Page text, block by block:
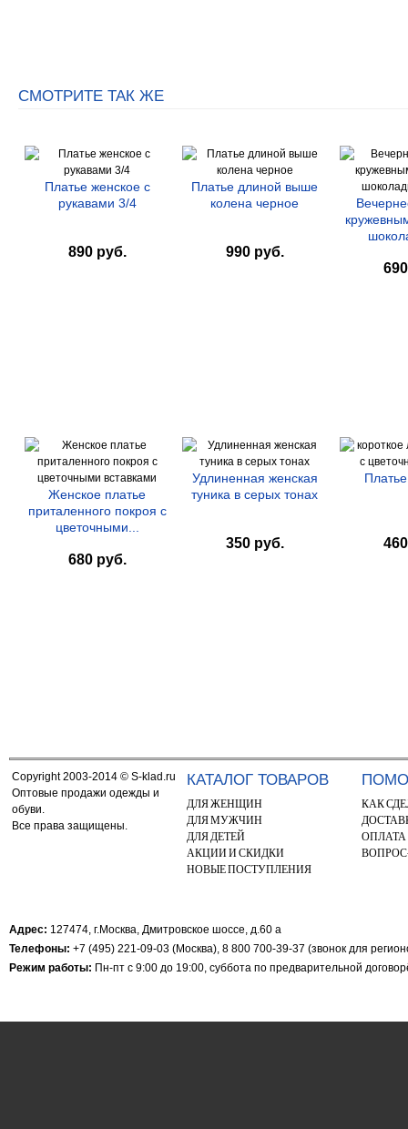
СМОТРИТЕ ТАК ЖЕ
Платье женское с
рукавами 3/4
890 руб.
Платье длиной выше
колена черное
990 руб.
Женское платье
приталенного покроя с
цветочными...
680 руб.
Удлиненная женская
туника в серых тонах
350 руб.
Copyright 2003-2014 © S-klad.ru
Оптовые продажи одежды и
обуви.
Все права защищены.
КАТАЛОГ ТОВАРОВ
ДЛЯ ЖЕНЩИН
ДЛЯ МУЖЧИН
ДЛЯ ДЕТЕЙ
АКЦИИ И СКИДКИ
НОВЫЕ ПОСТУПЛЕНИЯ
КАК
ОПЛАТА
Адрес: 127474, г.Москва, Дмитровское шоссе, д.60 а
Телефоны: +7 (495) 221-09-03 (Москва), 8 800 700-39-37 (звонок для
Режим работы: Пн-пт с 9:00 до 19:00, суббота по предварительной